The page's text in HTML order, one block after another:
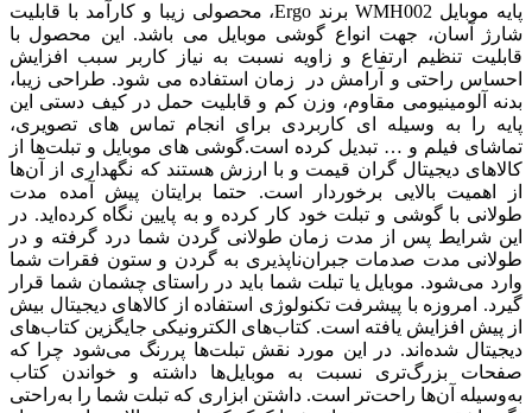
پایه موبایل WMH002 برند Ergo، محصولی زیبا و کارآمد با قابلیت
شارژ آسان، جهت انواع گوشی موبایل می باشد. این محصول با
قابلیت تنظیم ارتفاع و زاویه نسبت به نیاز کاربر سبب افزایش
احساس راحتی و آرامش در زمان استفاده می شود. طراحی زیبا،
بدنه آلومینیومی مقاوم، وزن کم و قابلیت حمل در کیف دستی این
پایه را به وسیله ای کاربردی برای انجام تماس های تصویری،
تماشای فیلم و … تبدیل کرده است.گوشی های موبایل و تبلت‌ها از
کالاهای دیجیتال گران‌ قیمت و با ارزش هستند که نگهداری از آن‌ها
از اهمیت بالایی برخوردار است. حتما برایتان پیش آمده مدت
طولانی با گوشی و تبلت خود کار کرده و به پایین نگاه کرده‌اید. در
این شرایط پس از مدت زمان طولانی گردن شما درد گرفته و در
طولانی مدت صدمات جبران‌ناپذیری به گردن و ستون فقرات شما
وارد می‌شود. موبایل یا تبلت شما باید در راستای چشمان شما قرار
گیرد. امروزه با پیشرفت تکنولوژی استفاده از کالاهای دیجیتال بیش
از پیش افزایش یافته است. کتاب‌های الکترونیکی جایگزین کتاب‌های
دیجیتال شده‌اند. در این مورد نقش تبلت‌ها پررنگ می‌شود چرا که
صفحات بزرگ‌تری نسبت به موبایل‌ها داشته و خواندن کتاب
به‌وسیله آن‌ها راحت‌تر است. داشتن ابزاری که تبلت شما را به‌راحتی